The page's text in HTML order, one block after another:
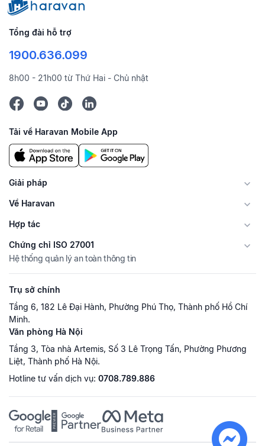
Tổng đài hỗ trợ
1900.636.099
8h00 - 21h00 từ Thứ Hai - Chủ nhật
Tải về Haravan Mobile App
Giải pháp
Về Haravan
Hợp tác
Chứng chỉ ISO 27001
Hệ thống quản lý an toàn thông tin
Trụ sở chính
Tầng 6, 182 Lê Đại Hành, Phường Phú Thọ, Thành phố Hồ Chí
Minh.
Văn phòng Hà Nội
Tầng 3, Tòa nhà Artemis, Số 3 Lê Trọng Tấn, Phường Phương
Liệt, Thành phố Hà Nội.
Hotline tư vấn dịch vụ: 0708.789.886